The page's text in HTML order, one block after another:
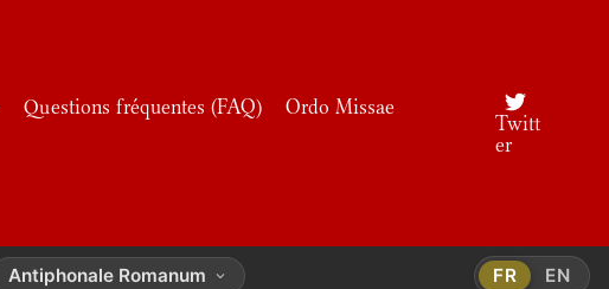
Questions fréquentes (FAQ)
Ordo Missae
Twitt
er
Antiphonale Romanum FR EN